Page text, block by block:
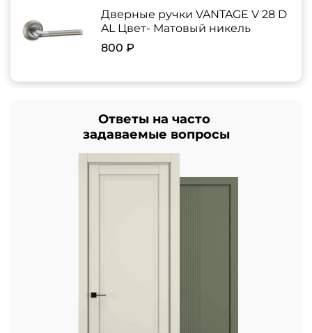
Дверные ручки VANTAGE V 28 D
AL Цвет- Матовый никель
800 ₽
Ответы на часто
задаваемые вопросы